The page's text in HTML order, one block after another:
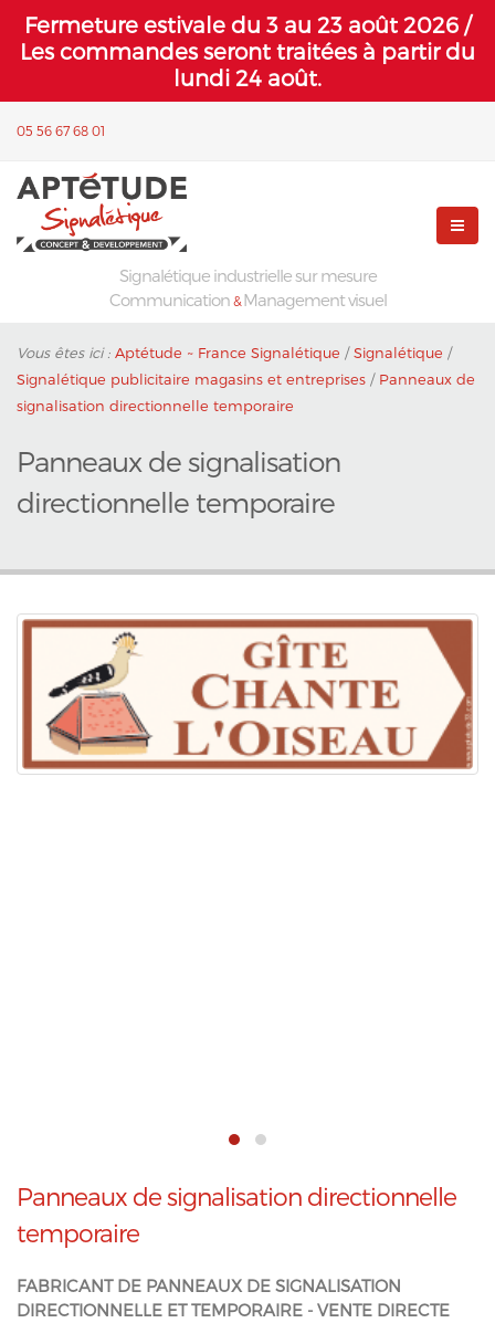
Fermeture estivale du 3 au 23 août 2026 /
Les commandes seront traitées à partir du
lundi 24 août.
05 56 67 68 01
Signalétique industrielle sur mesure
Communication & Management visuel
Vous êtes ici : Aptétude ~ France Signalétique /Signalétique /
Signalétique publicitaire magasins et entreprises / Panneaux de
signalisation directionnelle temporaire
Panneaux de signalisation
directionnelle temporaire
Panneaux de signalisation directionnelle
temporaire
FABRICANT DE PANNEAUX DE SIGNALISATION
DIRECTIONNELLE ET TEMPORAIRE - VENTE DIRECTE